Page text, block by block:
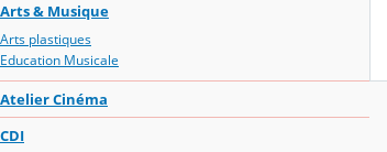
Arts & Musique
Arts plastiques
Education Musicale
Atelier Cinéma
CDI